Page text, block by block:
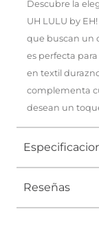
Descubre la
UH LULU by
que buscan un
es perfecta
en textil
complementa
desean un
Tipo
Reseñas